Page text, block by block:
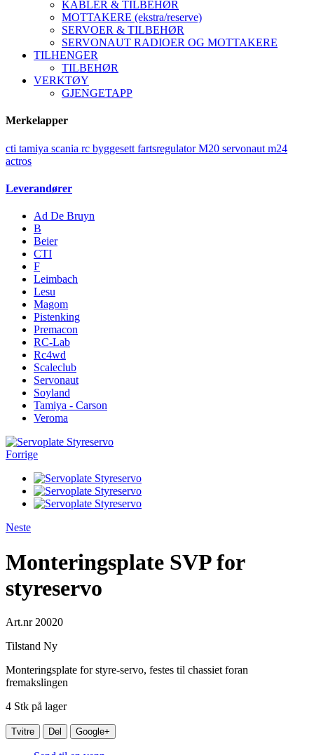
KABLER & TILBEHØR
MOTTAKERE (ekstra/reserve)
SERVOER & TILBEHØR
SERVONAUT RADIOER OG MOTTAKERE
TILHENGER
TILBEHØR
VERKTØY
GJENGETAPP
Merkelapper
cti tamiya scania rc byggesett fartsregulatorM20 servonaut m24
actros
Leverandører
Ad De Bruyn
B
Beier
CTI
F
Leimbach
Lesu
Magom
Pistenking
Premacon
RC-Lab
Rc4wd
Scaleclub
Servonaut
Soyland
Tamiya - Carson
Veroma
Forrige
Neste
Monteringsplate SVP for
styreservo
Art.nr 20020
Tilstand Ny
Monteringsplate for styre-servo, festes til chassiet foran
fremakslingen
4 Stk på lager
Tvitre Del Google+